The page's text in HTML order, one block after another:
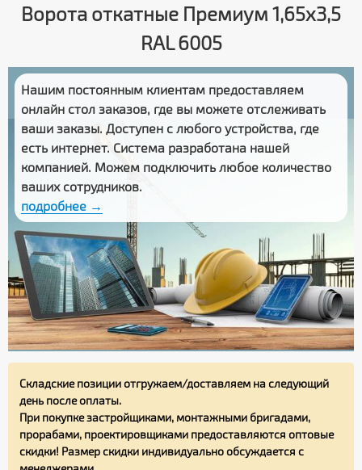
Ворота откатные Премиум 1,65х3,5
RAL 6005
Нашим постоянным клиентам предоставляем
онлайн стол заказов, где вы можете отслеживать
ваши заказы. Доступен с любого устройства, где
есть интернет. Система разработана нашей
компанией. Можем подключить любое количество
ваших сотрудников.
подробнее →
Складские позиции отгружаем/доставляем на следующий
день после оплаты.
При покупке застройщиками, монтажными бригадами,
прорабами, проектировщиками предоставляются оптовые
скидки! Размер скидки индивидуально обсуждается с